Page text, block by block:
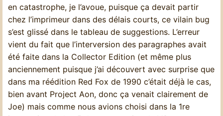
en catastrophe, je l’avoue, puisque ça devait partir
chez l’imprimeur dans des délais courts, ce vilain bug
s’est glissé dans le tableau de suggestions. L’erreur
vient du fait que l’interversion des paragraphes avait
été faite dans la Collector Edition (et même plus
anciennement puisque j’ai découvert avec surprise que
dans ma réédition Red Fox de 1990 c’était déjà le cas,
bien avant Project Aon, donc ça venait clairement de
Joe) mais comme nous avions choisi dans la 1re